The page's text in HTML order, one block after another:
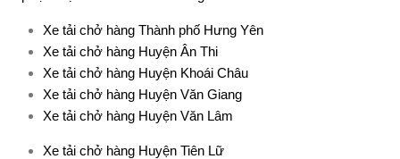
Xe tải chở hàng Thành phố Hưng Yên
Xe tải chở hàng Huyện Ân Thi
Xe tải chở hàng Huyện Khoái Châu
Xe tải chở hàng Huyện Văn Giang
Xe tải chở hàng Huyện Văn Lâm
Xe tải chở hàng Huyện Tiên Lữ